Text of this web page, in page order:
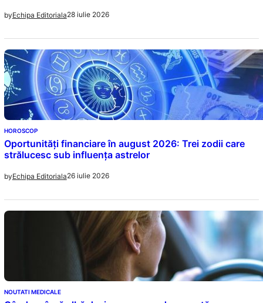
byEchipa Editoriala28 iulie 2026
HOROSCOP
Oportunități financiare în august 2026: Trei zodii care
strălucesc sub influența astrelor
byEchipa Editoriala26 iulie 2026
NOUTATI MEDICALE